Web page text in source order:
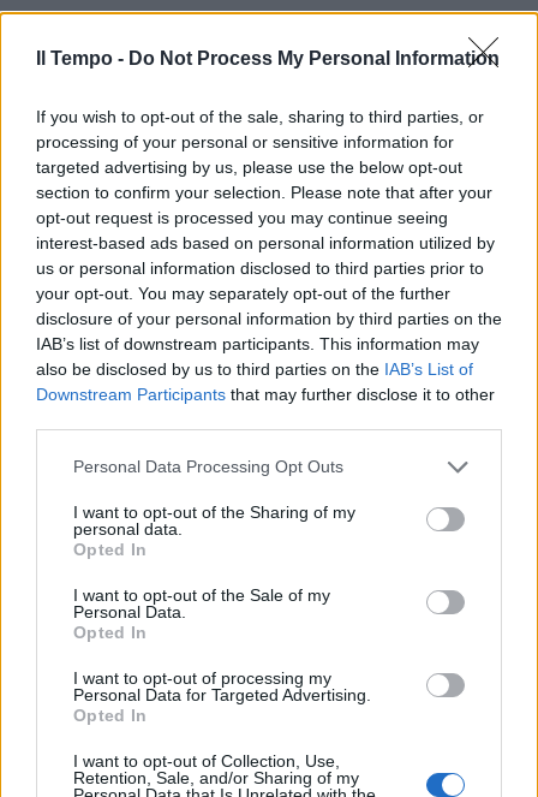
Il Tempo - Do Not Process My Personal Information
If you wish to opt-out of the sale, sharing to third parties, or
processing of your personal or sensitive information for
targeted advertising by us, please use the below opt-out
section to confirm your selection. Please note that after your
opt-out request is processed you may continue seeing
interest-based ads based on personal information utilized by
us or personal information disclosed to third parties prior to
your opt-out. You may separately opt-out of the further
disclosure of your personal information by third parties on the
IAB’s list of downstream participants. This information may
also be disclosed by us to third parties on the IAB’s List of
Downstream Participants that may further disclose it to other
Personal Data Processing Opt Outs
I want to opt-out of the Sharing of my
personal data.
Opted In
I want to opt-out of the Sale of my
Personal Data.
Opted In
I want to opt-out of processing my
Personal Data for Targeted Advertising.
Opted In
I want to opt-out of Collection, Use,
Retention, Sale, and/or Sharing of my